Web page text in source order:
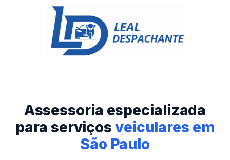
Assessoria especializada
para serviços veiculares em
São Paulo